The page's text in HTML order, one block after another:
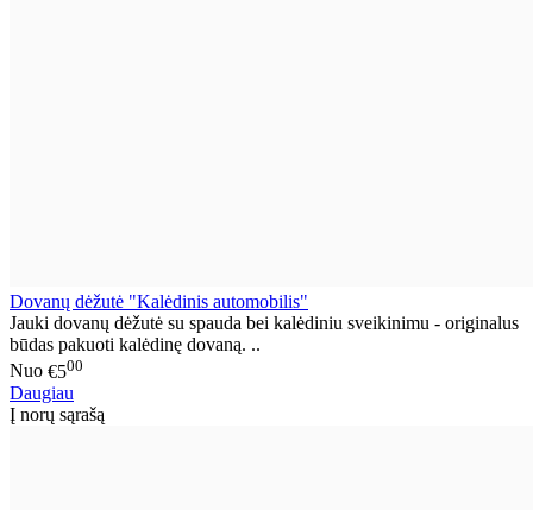
Dovanų dėžutė "Kalėdinis automobilis"
Jauki dovanų dėžutė su spauda bei kalėdiniu sveikinimu - originalus
būdas pakuoti kalėdinę dovaną. ..
Nuo €500
Daugiau
Į norų sąrašą